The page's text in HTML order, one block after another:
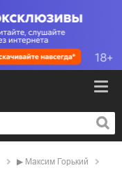
▶ Максим Горький